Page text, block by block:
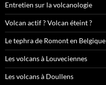
Entretien sur la volcanologie
Volcan actif ? Volcan éteint ?
Le tephra de Romont en Belgique
Les volcans à Louveciennes
Les volcans à Doullens